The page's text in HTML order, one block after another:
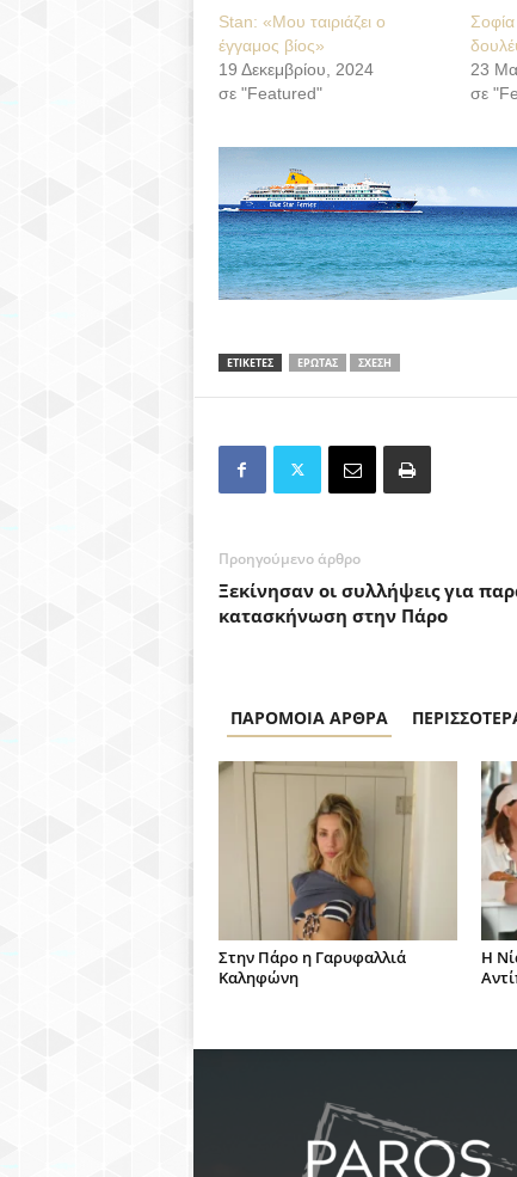
Stan: «Μου ταιριάζει ο
έγγαμος βίος»
19 Δεκεμβρίου, 2024
σε "Featured"
23
σε
ΕΤΙΚΕΤΕΣ ΕΡΩΤΑΣ ΣΧΕΣΗ
Προηγούμενο άρθρο
Ξεκίνησαν οι συλλήψεις για
κατασκήνωση στην Πάρο
ΠΑΡΟΜΟΙΑ ΑΡΘΡΑ
Στην Πάρο η Γαρυφαλλιά
Καληφώνη
Η